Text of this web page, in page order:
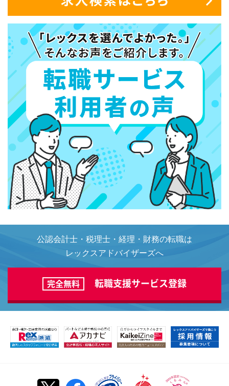
公認会計士・税理士・経理・財務の転職は
レックスアドバイザーズへ
完全無料 転職支援サービス登録